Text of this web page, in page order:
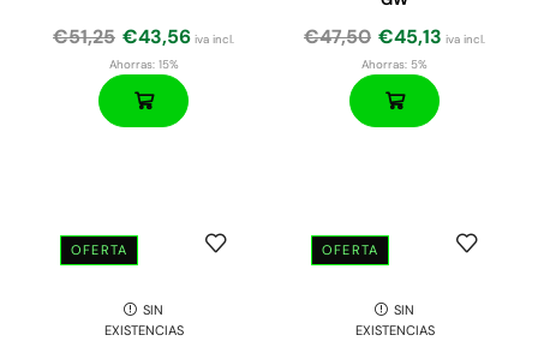
€51,25 €43,56 iva incl.
Ahorras:15%
€47,50 €45,13 iva incl.
Ahorras: 5%
OFERTA
SIN
EXISTENCIAS
OFERTA
SIN
EXISTENCIAS